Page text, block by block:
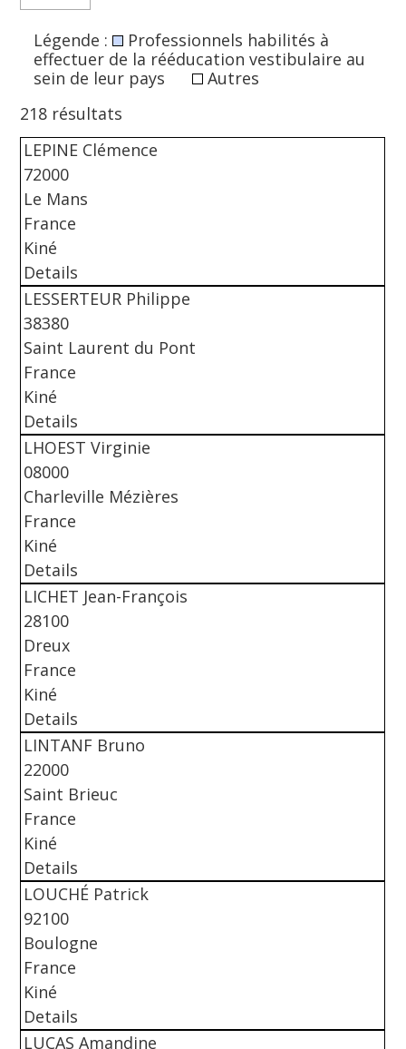
Légende :
Professionnels habilités à
effectuer de la rééducation vestibulaire au
sein de leur pays
Autres
218 résultats
LEPINE Clémence
72000
Le Mans
France
Kiné
Details
LESSERTEUR Philippe
38380
Saint Laurent du Pont
France
Kiné
Details
LHOEST Virginie
08000
Charleville Mézières
France
Kiné
Details
LICHET Jean-François
28100
Dreux
France
Kiné
Details
LINTANF Bruno
22000
Saint Brieuc
France
Kiné
Details
LOUCHÉ Patrick
92100
Boulogne
France
Kiné
Details
LUCAS Amandine